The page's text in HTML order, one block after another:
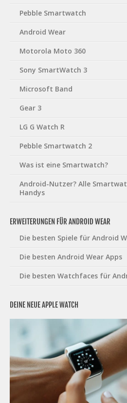
Pebble Smartwatch
Android Wear
Motorola Moto 360
Sony SmartWatch 3
Microsoft Band
Gear 3
LG G Watch R
Pebble Smartwatch 2
Was ist eine Smartwatch?
Android-Nutzer? Alle
Handys
ERWEITERUNGEN FÜR ANDROID WEAR
Die besten Spiele für Android
Die besten Android Wear Apps
Die besten Watchfaces für
DEINE NEUE APPLE WATCH